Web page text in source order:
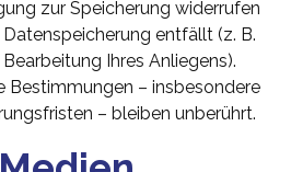
zur Speicherung widerrufen
entfällt (z. B.
Ihres Anliegens).
Bestimmungen – insbesondere
– bleiben unberührt.